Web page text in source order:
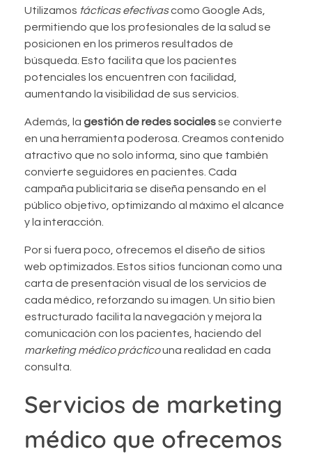
Utilizamos tácticas efectivascomo Google Ads,
permitiendo que los profesionales de la salud se
posicionen en los primeros resultados de
búsqueda. Esto facilita que los pacientes
potenciales los encuentren con facilidad,
aumentando la visibilidad de sus servicios.
Además, la gestión de redes socialesse convierte
en una herramienta poderosa. Creamos contenido
atractivo que no solo informa, sino que también
convierte seguidores en pacientes. Cada
campaña publicitaria se diseña pensando en el
público objetivo, optimizando al máximo el alcance
y la interacción.
Por si fuera poco, ofrecemos el diseño de sitios
web optimizados. Estos sitios funcionan como una
carta de presentación visual de los servicios de
cada médico, reforzando su imagen. Un sitio bien
estructurado facilita la navegación y mejora la
comunicación con los pacientes, haciendo del
marketing médico prácticouna realidad en cada
consulta.
Servicios de marketing
médico que ofrecemos